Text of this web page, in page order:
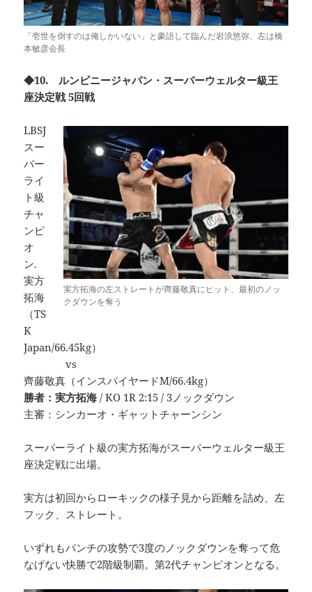
「壱世を倒すのは俺しかいない」と豪語して臨んだ岩浪悠弥、左は橋
本敏彦会長
◆10. ルンピニージャパン・スーパーウェルター級王
座決定戦 5回戦
実方拓海の左ストレートが齊藤敬真にヒット、最初のノッ
クダウンを奪う
LBSJ
スー
パー
ライ
ト級
チャ
ンピ
オ
ン.
実方
拓海
（TS
K
Japan/66.45kg）
vs
齊藤敬真（インスパイヤードM/66.4kg）
勝者：実方拓海 / KO 1R 2:15 / 3ノックダウン
主審：シンカーオ・ギャットチャーンシン
スーパーライト級の実方拓海がスーパーウェルター級王
座決定戦に出場。
実方は初回からローキックの様子見から距離を詰め、左
フック、ストレート。
いずれもパンチの攻勢で3度のノックダウンを奪って危
なげない快勝で2階級制覇。第2代チャンピオンとなる。